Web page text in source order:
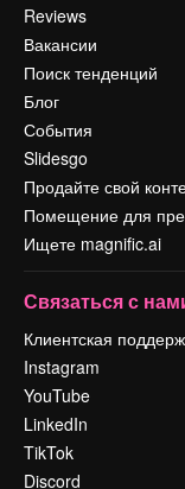
Reviews
Вакансии
Поиск тенденций
Блог
События
Slidesgo
Продайте свой
Помещение для
Ищете magnific.ai
Связаться с
Клиентская
Instagram
YouTube
LinkedIn
TikTok
Discord